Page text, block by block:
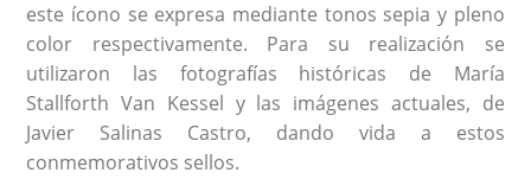
este ícono se expresa mediante tonos sepia y pleno
color respectivamente. Para su realización se
utilizaron las fotografías históricas de María
Stallforth Van Kessel y las imágenes actuales, de
Javier Salinas Castro, dando vida a estos
conmemorativos sellos.